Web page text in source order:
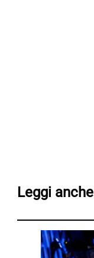
Leggi anche